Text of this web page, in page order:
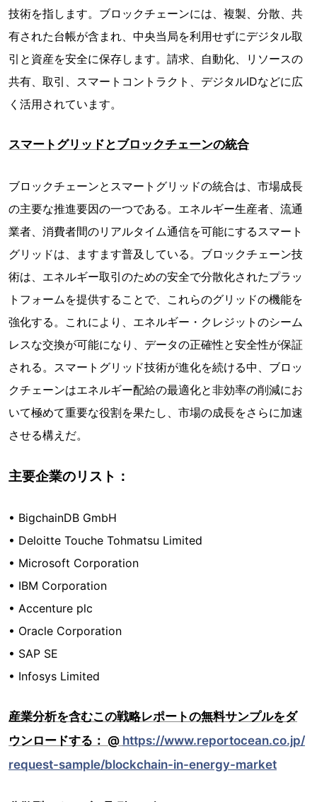
技術を指します。ブロックチェーンには、複製、分散、共
有された台帳が含まれ、中央当局を利用せずにデジタル取
引と資産を安全に保存します。請求、自動化、リソースの
共有、取引、スマートコントラクト、デジタルIDなどに広
く活用されています。
スマートグリッドとブロックチェーンの統合
ブロックチェーンとスマートグリッドの統合は、市場成長
の主要な推進要因の一つである。エネルギー生産者、流通
業者、消費者間のリアルタイム通信を可能にするスマート
グリッドは、ますます普及している。ブロックチェーン技
術は、エネルギー取引のための安全で分散化されたプラッ
トフォームを提供することで、これらのグリッドの機能を
強化する。これにより、エネルギー・クレジットのシーム
レスな交換が可能になり、データの正確性と安全性が保証
される。スマートグリッド技術が進化を続ける中、ブロッ
クチェーンはエネルギー配給の最適化と非効率の削減にお
いて極めて重要な役割を果たし、市場の成長をさらに加速
させる構えだ。
主要企業のリスト：
• BigchainDB GmbH
• Deloitte Touche Tohmatsu Limited
• Microsoft Corporation
• IBM Corporation
• Accenture plc
• Oracle Corporation
• SAP SE
• Infosys Limited
産業分析を含むこの戦略レポートの無料サンプルをダ
ウンロードする： @ https://www.reportocean.co.jp/
request-sample/blockchain-in-energy-market